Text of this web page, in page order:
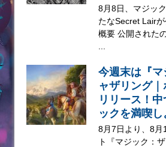
8月8日、マジッ
たなSecret Lairが
概要 公開された
今週末は『
ャザリング
リリース！
ックを満喫し
8月7日より、8月
ト『マジック：